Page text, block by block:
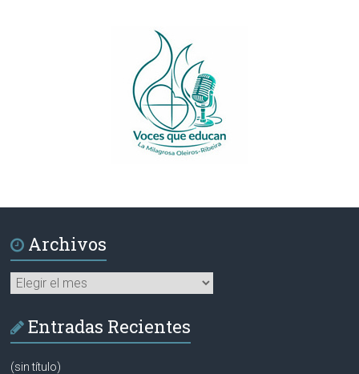
Archivos
Archivos
Entradas Recientes
(sin título)